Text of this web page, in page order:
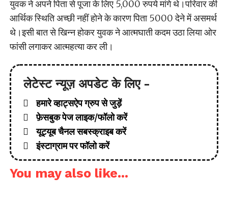
युवक ने अपने पिता से पूजा के लिए 5,000 रुपये मांगे थे।परिवार की
आर्थिक स्थिति अच्छी नहीं होने के कारण पिता 5000 देने में असमर्थ
थे।इसी बात से खिन्न होकर युवक ने आत्मघाती कदम उठा लिया ओर
फांसी लगाकर आत्महत्या कर ली।
लेटेस्ट न्यूज़ अपडेट के लिए -
हमारे व्हाट्सऐप ग्रुप से जुड़ें
फ़ेसबुक पेज लाइक/फॉलो करें
यूट्यूब चैनल सबस्क्राइब करें
इंस्टाग्राम पर फॉलो करें
You may also like...